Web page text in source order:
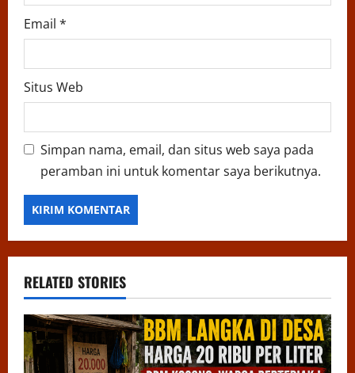
Email *
Situs Web
Simpan nama, email, dan situs web saya pada
peramban ini untuk komentar saya berikutnya.
RELATED STORIES